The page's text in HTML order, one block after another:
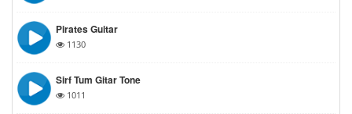
Pirates Guitar
1130
Sirf Tum Gitar Tone
1011